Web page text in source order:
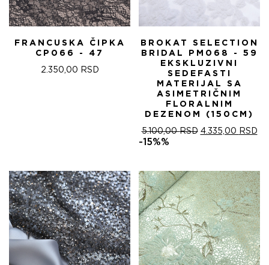
FRANCUSKA ČIPKA
CP066 - 47
2.350,00 RSD
BROKAT SELECTION
BRIDAL PM068 - 59
EKSKLUZIVNI
SEDEFASTI
MATERIJAL SA
ASIMETRIČNIM
FLORALNIM
DEZENOM (150CM)
5.100,00RSD ОРИГИНАЛНА
5.100,00 RSD.
4.335,00 RSD
-15%%